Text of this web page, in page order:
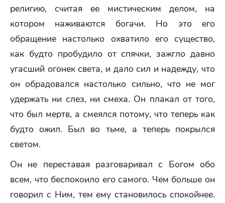
религию, считая ее мистическим делом, на
котором наживаются богачи. Но это его
обращение настолько охватило его существо,
как будто пробудило от спячки, зажгло давно
угасший огонек света, и дало сил и надежду, что
он обрадовался настолько сильно, что не мог
удержать ни слез, ни смеха. Он плакал от того,
что был мертв, а смеялся потому, что теперь как
будто ожил. Был во тьме, а теперь покрылся
светом.
Он не переставая разговаривал с Богом обо
всем, что беспокоило его самого. Чем больше он
говорил с Ним, тем ему становилось спокойнее.